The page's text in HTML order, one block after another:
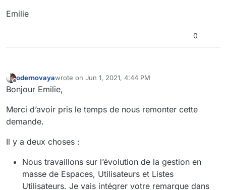
Emilie
0
Offline
odernovayawrote on Jun 1, 2021, 4:44 PM
last edited by
Bonjour Emilie,
Merci d’avoir pris le temps de nous remonter cette
demande.
Il y a deux choses :
Nous travaillons sur l’évolution de la gestion en
masse de Espaces, Utilisateurs et Listes
Utilisateurs. Je vais intégrer votre remarque dans